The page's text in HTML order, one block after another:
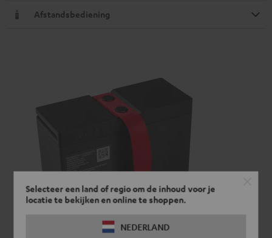
Selecteer een land of regio om de inhoud voor je
locatie te bekijken en online te shoppen.
NEDERLAND
Afstandsbediening